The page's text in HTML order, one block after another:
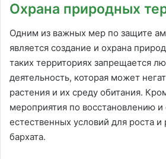
Охрана природных
Одним из важных мер по защите
является создание и охрана
таких территориях запрещается
деятельность, которая может
растения и их среду обитания.
мероприятия по восстановлению
естественных условий для роста и
бархата.